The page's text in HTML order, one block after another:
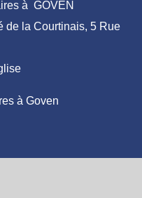
à GOVEN
de la Courtinais, 5 Rue
à Goven